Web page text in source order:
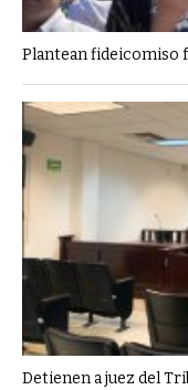
Plantean fideicomiso
Detienen a juez del